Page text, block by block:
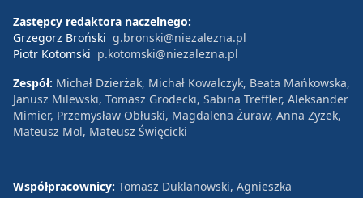
Zastępcy redaktora naczelnego:
Grzegorz Broński g.bronski@niezalezna.pl
Piotr Kotomski p.kotomski@niezalezna.pl
Zespół: Michał Dzierżak, Michał Kowalczyk, Beata Mańkowska,
Janusz Milewski, Tomasz Grodecki, Sabina Treffler, Aleksander
Mimier, Przemysław Obłuski, Magdalena Żuraw, Anna Zyzek,
Mateusz Mol, Mateusz Święcicki
Współpracownicy: Tomasz Duklanowski, Agnieszka